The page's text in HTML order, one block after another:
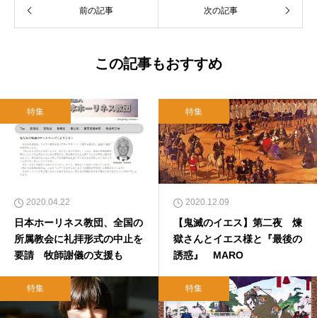
前の記事 次の記事
この記事もおすすめ
特集
2020.04.22
日本ホーリネス教団、全国の
所属教会に礼拝形式の中止を
要請 牧師謝儀の支援も
特集
2020.12.09
【鬼滅のイエス】第二夜 煉
獄さんとイエス様と『最後の
誘惑』 MARO
特集 特集